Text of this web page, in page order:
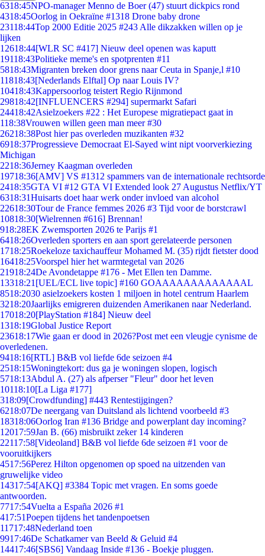
6318:45NPO-manager Menno de Boer (47) stuurt dickpics rond
4318:45Oorlog in Oekraïne #1318 Drone baby drone
23118:44Top 2000 Editie 2025 #243 Alle dikzakken willen op je
lijken
12618:44[WLR SC #417] Nieuw deel openen was kaputt
19118:43Politieke meme's en spotprenten #11
5818:43Migranten breken door grens naar Ceuta in Spanje,l #10
11818:43[Nederlands Elftal] Op naar Louis IV?
10418:43Kappersoorlog teistert Regio Rijnmond
29818:42[INFLUENCERS #294] supermarkt Safari
24418:42Asielzoekers #22 : Het Europese migratiepact gaat in
118:38Vrouwen willen geen man meer #30
26218:38Post hier pas overleden muzikanten #32
6918:37Progressieve Democraat El-Sayed wint nipt voorverkiezing
Michigan
2218:36Jerney Kaagman overleden
19718:36[AMV] VS #1312 spammers van de internationale rechtsorde
2418:35GTA VI #12 GTA VI Extended look 27 Augustus Netflix/YT
6318:31Huisarts doet haar werk onder invloed van alcohol
22618:30Tour de France femmes 2026 #3 Tijd voor de borstcrawl
10818:30[Wielrennen #616] Brennan!
918:28EK Zwemsporten 2026 te Parijs #1
6418:26Overleden sporters en aan sport gerelateerde personen
1718:25Roekeloze taxichauffeur Mohamed M. (35) rijdt fietster dood
16418:25Voorspel hier het warmtegetal van 2026
21918:24De Avondetappe #176 - Met Ellen ten Damme.
13318:21 [UEL/ECL live topic] #160 GOAAAAAAAAAAAAAL
8518:2030 asielzoekers kosten 1 miljoen in hotel centrum Haarlem
3218:20Jaarlijks emigreren duizenden Amerikanen naar Nederland.
17018:20[PlayStation #184] Nieuw deel
1318:19Global Justice Report
23618:17Wie gaan er dood in 2026?Post met een vleugje cynisme de
overledenen.
9418:16[RTL] B&B vol liefde 6de seizoen #4
2518:15Woningtekort: dus ga je woningen slopen, logisch
5718:13Abdul A. (27) als afperser "Fleur" door het leven
10118:10[La Liga #177]
318:09[Crowdfunding] #443 Rentestijgingen?
6218:07De neergang van Duitsland als lichtend voorbeeld #3
18318:06Oorlog Iran #136 Bridge and powerplant day incoming?
12017:59Jan B. (66) misbruikt zeker 14 kinderen
22117:58[Videoland] B&B vol liefde 6de seizoen #1 voor de
vooruitkijkers
4517:56Perez Hilton opgenomen op spoed na uitzenden van
gruwelijke video
14317:54[AKQ] #3384 Topic met vragen. En soms goede
antwoorden.
7717:54Vuelta a España 2026 #1
417:51Poepen tijdens het tandenpoetsen
11717:48Nederland toen
9917:46De Schatkamer van Beeld & Geluid #4
14417:46[SBS6] Vandaag Inside #136 - Boekje pluggen.